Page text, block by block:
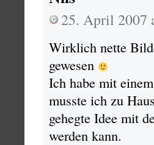
25. April 2007
Wirklich nette
gewesen
Ich habe mit
musste ich zu
gehegte Idee mit
werden kann.